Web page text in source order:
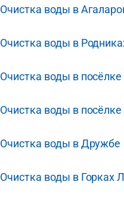
Очистка воды в
Очистка воды в
Очистка воды в
Очистка воды в
Очистка воды в Дружбе
Очистка воды в Горках